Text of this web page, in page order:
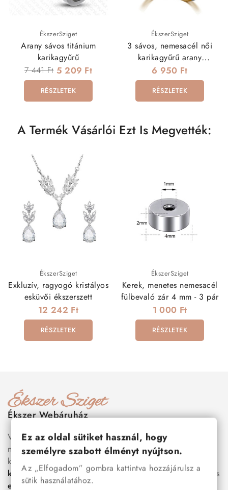
ÉkszerSziget
Arany sávos titánium
karikagyűrű
7 441 Ft 5 209 Ft
RÉSZLETEK
ÉkszerSziget
3 sávos, nemesacél női
karikagyűrű arany
bevonattal
6 950 Ft
RÉSZLETEK
A Termék Vásárlói Ezt Is Megvették:
ÉkszerSziget
Exkluzív, ragyogó kristályos
esküvői ékszerszett
12 242 Ft
RÉSZLETEK
ÉkszerSziget
Kerek, menetes nemesacél
fülbevaló zár 4 mm - 3 pár
1 000 Ft
RÉSZLETEK
Ékszer Webáruház
Válogass több száz prémium minőségű, stílusos és tartós
nemesacél ékszer és orvosi fém ékszer közül, amelyek
között megtalálhatók a legnépszerűbb darabok is:
karkötők, nőinyakláncok,karikagyűrűk,fülbevalók
és
esküvői kiegészítőkegyaránt. Webáruházunkban a
Ez az oldal sütiket használ, hogy
személyre szabott élményt nyújtson.
Az „Elfogadom” gombra kattintva hozzájárulsz a
sütik használatához.